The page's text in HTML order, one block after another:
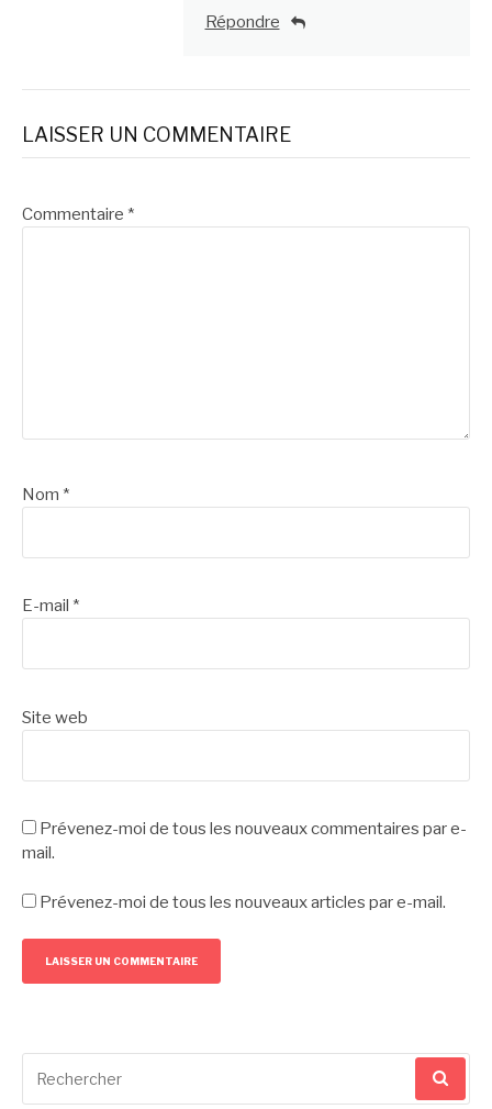
Répondre
LAISSER UN COMMENTAIRE
Commentaire *
Nom *
E-mail *
Site web
Prévenez-moi de tous les nouveaux commentaires par e-
mail.
Prévenez-moi de tous les nouveaux articles par e-mail.
pour